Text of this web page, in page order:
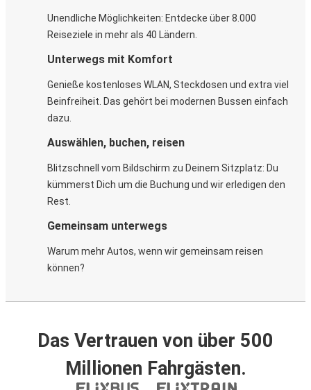
Unendliche Möglichkeiten: Entdecke über 8.000
Reiseziele in mehr als 40 Ländern.
Unterwegs mit Komfort
Genieße kostenloses WLAN, Steckdosen und extra viel
Beinfreiheit. Das gehört bei modernen Bussen einfach
dazu.
Auswählen, buchen, reisen
Blitzschnell vom Bildschirm zu Deinem Sitzplatz: Du
kümmerst Dich um die Buchung und wir erledigen den
Rest.
Gemeinsam unterwegs
Warum mehr Autos, wenn wir gemeinsam reisen
können?
Das Vertrauen von über 500
Millionen Fahrgästen.